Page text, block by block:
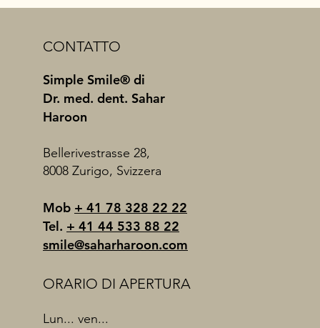
CONTATTO
Simple Smile® di
Dr. med. dent. Sahar
Haroon
Bellerivestrasse 28,
8008 Zurigo, Svizzera
Mob + 41 78 328 22 22
Tel. + 41 44 533 88 22
smile@saharharoon.com
ORARIO DI APERTURA
Lun... ven...